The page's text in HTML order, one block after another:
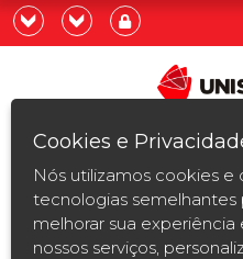
Pós-
Curta
Já sou
Quero
Cookies e
Nós utilizamos cookies e
tecnologias semelhantes
melhorar sua experiência
nossos serviços,